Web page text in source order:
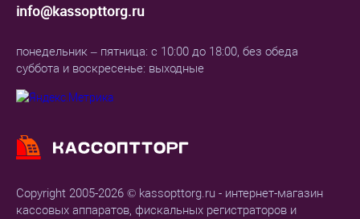
Copyright 2005-2026 © kassopttorg.ru - интернет-магазин
кассовых аппаратов, фискальных регистраторов и
info@kassopttorg.ru
понедельник – пятница: с 10:00 до 18:00, без обеда
суббота и воскресенье: выходные